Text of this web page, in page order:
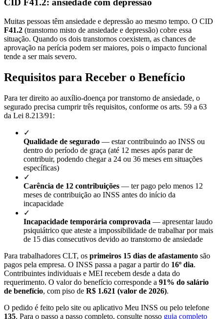
CID F41.2: ansiedade com depressão
Muitas pessoas têm ansiedade e depressão ao mesmo tempo. O CID
F41.2 (transtorno misto de ansiedade e depressão) cobre essa
situação. Quando os dois transtornos coexistem, as chances de
aprovação na perícia podem ser maiores, pois o impacto funcional
tende a ser mais severo.
Requisitos para Receber o Benefício
Para ter direito ao auxílio-doença por transtorno de ansiedade, o
segurado precisa cumprir três requisitos, conforme os arts. 59 a 63
da Lei 8.213/91:
✓
Qualidade de segurado — estar contribuindo ao INSS ou
dentro do período de graça (até 12 meses após parar de
contribuir, podendo chegar a 24 ou 36 meses em situações
específicas)
✓
Carência de 12 contribuições — ter pago pelo menos 12
meses de contribuição ao INSS antes do início da
incapacidade
✓
Incapacidade temporária comprovada — apresentar laudo
psiquiátrico que ateste a impossibilidade de trabalhar por mais
de 15 dias consecutivos devido ao transtorno de ansiedade
Para trabalhadores CLT, os primeiros 15 dias de afastamento são
pagos pela empresa. O INSS passa a pagar a partir do 16º dia.
Contribuintes individuais e MEI recebem desde a data do
requerimento. O valor do benefício corresponde a 91% do salário
de benefício, com piso de R$ 1.621 (valor de 2026).
O pedido é feito pelo site ou aplicativo Meu INSS ou pelo telefone
135. Para o passo a passo completo, consulte nosso guia completo